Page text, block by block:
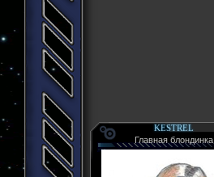
KESTREL
Главная блондинка